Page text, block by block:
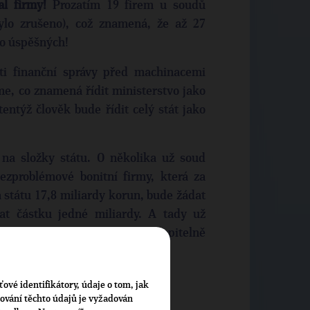
firmy!
Prozatím 19 firem u soudů
zrušeno), což znamená, že až 27
úspěšných!
finanční správy před machinacemi
co znamená řídit ministerstvo jako
člověk bude řídit celý stát jako
složky státu. O několika už soud
bonitní firmy, která za
17,8 miliardy korun, bude žádat
částku jedné miliardy. A tady už
občana. Tuto škodu pochopitelně
obyčejní plátci daní.
identifikátory, údaje o tom, jak
těchto údajů je vyžadován